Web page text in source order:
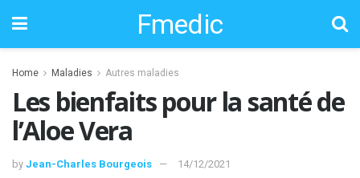
Fmedic
Home Maladies Autres maladies
Les bienfaits pour la santé de
l’Aloe Vera
by Jean-Charles Bourgeois 14/12/2021